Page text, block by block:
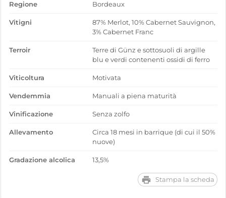
Regione Bordeaux
Vitigni
87% Merlot, 10% Cabernet Sauvignon,
3% Cabernet Franc
Terroir
Terre di Günz e sottosuoli di argille
blu e verdi contenenti ossidi di ferro
Viticoltura Motivata
Vendemmia Manuali a piena maturità
Vinificazione Senza zolfo
Allevamento
Circa 18 mesi in barrique (di cui il 50%
nuove)
Gradazione alcolica 13,5%
Stampa la scheda